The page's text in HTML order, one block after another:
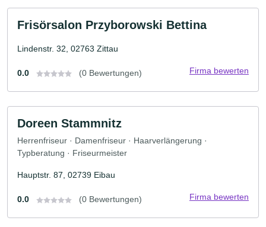
Frisörsalon Przyborowski Bettina
Lindenstr. 32, 02763 Zittau
0.0 (0 Bewertungen) Firma bewerten
Doreen Stammnitz
Herrenfriseur · Damenfriseur · Haarverlängerung ·
Typberatung · Friseurmeister
Hauptstr. 87, 02739 Eibau
0.0 (0 Bewertungen) Firma bewerten